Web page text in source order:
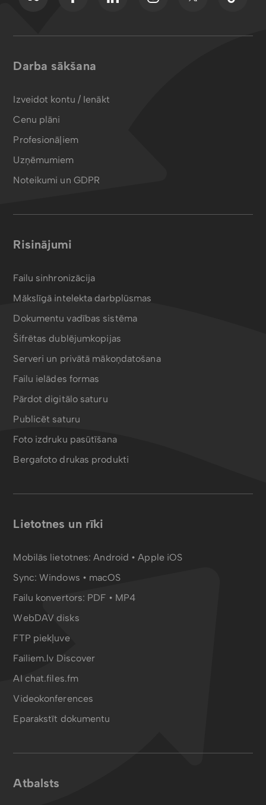
Darba sākšana
Izveidot kontu / Ienākt
Cenu plāni
Profesionāļiem
Uzņēmumiem
Noteikumi un GDPR
Risinājumi
Failu sinhronizācija
Mākslīgā intelekta darbplūsmas
Dokumentu vadības sistēma
Šifrētas dublējumkopijas
Serveri un privātā mākoņdatošana
Failu ielādes formas
Pārdot digitālo saturu
Publicēt saturu
Foto izdruku pasūtīšana
Bergafoto drukas produkti
Lietotnes un rīki
Mobilās lietotnes:Android •Apple iOS
Sync:Windows • macOS
Failu konvertors: PDF • MP4
WebDAV disks
FTP piekļuve
Failiem.lv Discover
AI chat.files.fm
Videokonferences
Eparakstīt dokumentu
Atbalsts